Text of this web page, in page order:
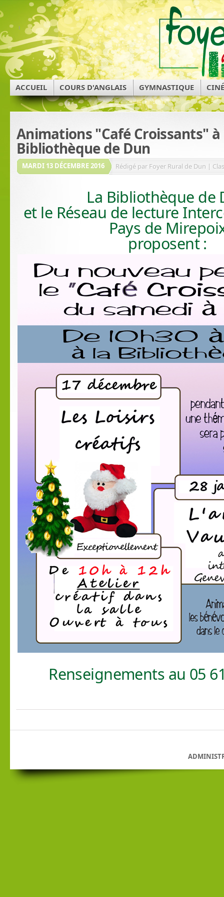
ACCUEIL COURS D'ANGLAIS GYMNASTIQUE
Animations "Café Croissants" à
Bibliothèque de Dun
MARDI 13 DÉCEMBRE 2016 Rédigé par Foyer Rural de Dun |
La Bibliothèque de
et le Réseau de lecture
Pays de
proposent :
Renseignements au 05